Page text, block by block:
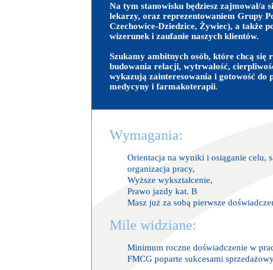
Na tym stanowisku będziesz zajmował/
lekarzy, oraz reprezentowaniem Grupy
Czechowice-Dziedzice, Żywiec), a także
wizerunek i zaufanie naszych klientów.
Szukamy ambitnych osób, które chcą
budowania relacji, wytrwałość,
wykazują zainteresowania i gotowość do
medycyny i farmakoterapii.
Wymagania:
Orientacja na wyniki i osiąganie celu,
organizacja pracy,
Wyższe wykształcenie,
Prawo jazdy kat. B
Masz już za sobą pierwsze
Mile widziane:
Minimum roczne doświadczenie w
FMCG poparte sukcesami